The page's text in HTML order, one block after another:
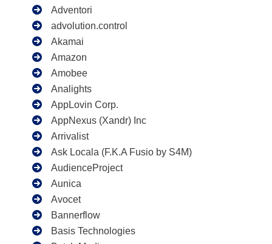
Adventori
advolution.control
Akamai
Amazon
Amobee
Analights
AppLovin Corp.
AppNexus (Xandr) Inc
Arrivalist
Ask Locala (F.K.A Fusio by S4M)
AudienceProject
Aunica
Avocet
Bannerflow
Basis Technologies